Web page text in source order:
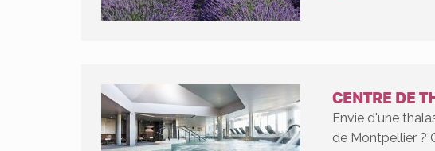
CENTRE DE
Envie d'une
de Montpellier ?